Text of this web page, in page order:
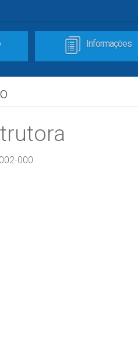
Informações
000